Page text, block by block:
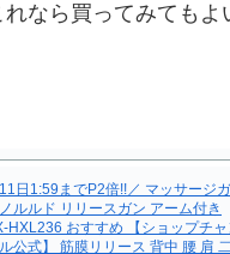
なら買ってみてもよ
日1:59までP2倍!!／ マッサージ
ルルド リリースガン アーム付き
HXL236 おすすめ 【ショップチャ
公式】 筋膜リリース 背中 腰 肩